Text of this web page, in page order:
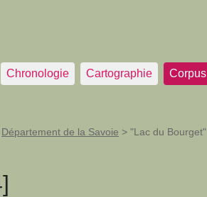
Chronologie Cartographie Corpus
Département de la Savoie > "Lac du Bourget"